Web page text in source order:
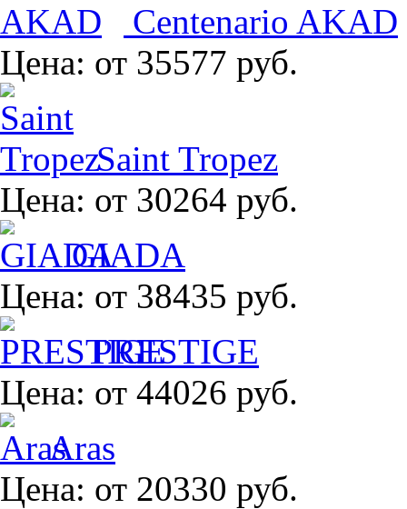
Centenario AKAD
Цена: от 35577 руб.
Saint Tropez
Цена: от 30264 руб.
GIADA
Цена: от 38435 руб.
PRESTIGE
Цена: от 44026 руб.
Aras
Цена: от 20330 руб.